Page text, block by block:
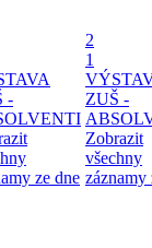
-
ze dne
2
1
ZUŠ -
Zobrazit
všechny
záznamy